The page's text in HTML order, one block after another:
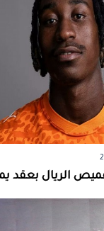
الريال بعقد يمتد